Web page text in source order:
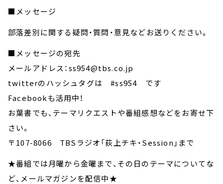
■メッセージ
部落差別に関する疑問・質問・意見などお送りください。
■メッセージの宛先
メールアドレス：ss954@tbs.co.jp
twitterのハッシュタグは #ss954 です
Facebookも活用中！
お葉書でも、テーマリクエストや番組感想などをお寄せ下
さい。
〒107-8066 TBSラジオ「荻上チキ・Session」まで
★番組では月曜から金曜まで、その日のテーマについてな
ど、メールマガジンを配信中★